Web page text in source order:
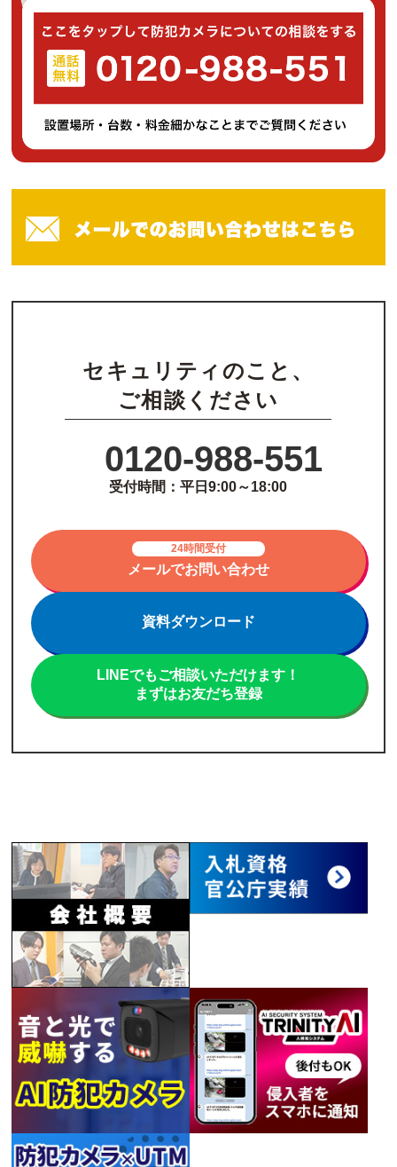
セキュリティのこと、
ご相談ください
0120-988-551
受付時間：平日9:00～18:00
24時間受付
メールでお問い合わせ
資料ダウンロード
LINEでもご相談いただけます！
まずはお友だち登録